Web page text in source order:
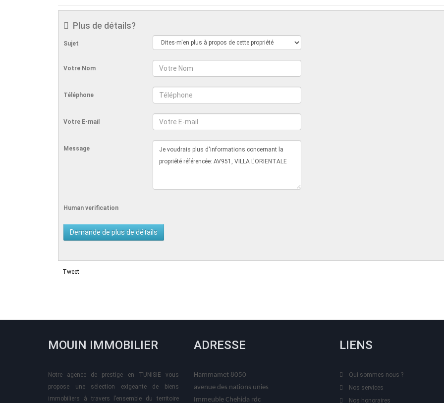
Plus de détails?
Sujet
Votre Nom
Téléphone
Votre E-mail
Message
Human verification
Tweet
MOUIN IMMOBILIER
Notre agence de prestige en TUNISIE vous
propose une sélection exigeante de biens
immobiliers à travers l’ensemble du territoire
ADRESSE
Hammamet 8050
avenue des nations unies
Immeuble Chehida rdc
LIENS
Qui sommes nous ?
Nos services
Nos honoraires